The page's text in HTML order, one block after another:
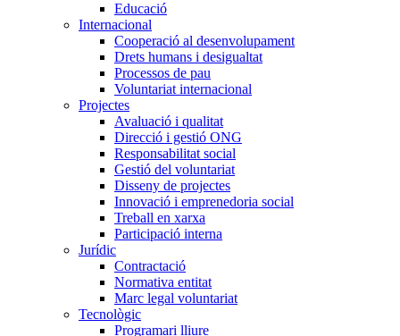
Educació
Internacional
Cooperació al desenvolupament
Drets humans i desigualtat
Processos de pau
Voluntariat internacional
Projectes
Avaluació i qualitat
Direcció i gestió ONG
Responsabilitat social
Gestió del voluntariat
Disseny de projectes
Innovació i emprenedoria social
Treball en xarxa
Participació interna
Jurídic
Contractació
Normativa entitat
Marc legal voluntariat
Tecnològic
Programari lliure